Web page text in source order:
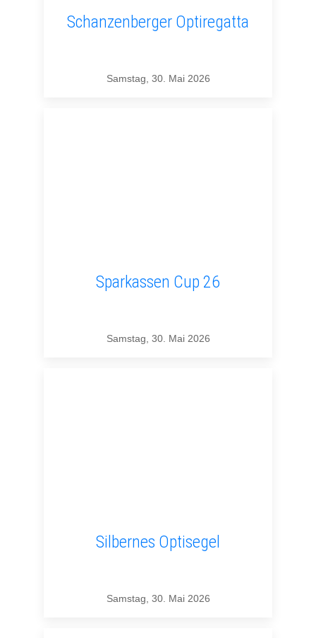
Schanzenberger Optiregatta
Samstag, 30. Mai 2026
Sparkassen Cup 26
Samstag, 30. Mai 2026
Silbernes Optisegel
Samstag, 30. Mai 2026